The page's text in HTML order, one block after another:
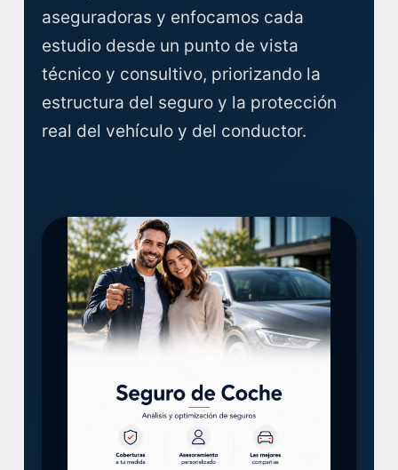
aseguradoras y enfocamos cada
estudio desde un punto de vista
técnico y consultivo, priorizando la
estructura del seguro y la protección
real del vehículo y del conductor.